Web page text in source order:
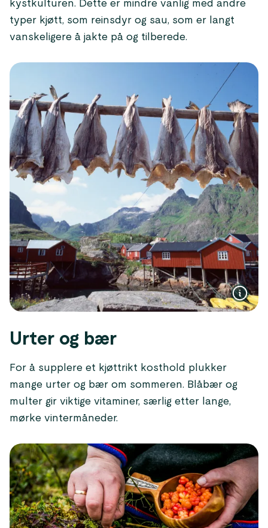
kystkulturen. Dette er mindre vanlig med andre
typer kjøtt, som reinsdyr og sau, som er langt
vanskeligere å jakte på og tilberede.
Urter og bær
For å supplere et kjøttrikt kosthold plukker
mange urter og bær om sommeren. Blåbær og
multer gir viktige vitaminer, særlig etter lange,
mørke vintermåneder.